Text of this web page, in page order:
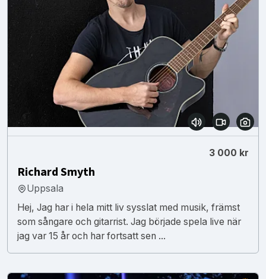
3 000 kr
Richard Smyth
Uppsala
Hej, Jag har i hela mitt liv sysslat med musik, främst
som sångare och gitarrist. Jag började spela live när
jag var 15 år och har fortsatt sen ...